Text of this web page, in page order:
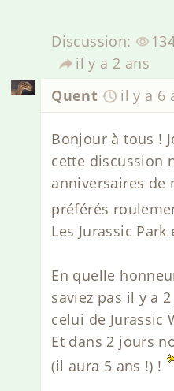
Discussion:
il y a 2 ans
Quent
il y a 6
Bonjour à tous !
cette discussion
anniversaires de
préférés
Les Jurassic
En quelle
saviez pas il y a
celui de Jurassic
Et dans 2 jours
(il aura 5 ans !) !